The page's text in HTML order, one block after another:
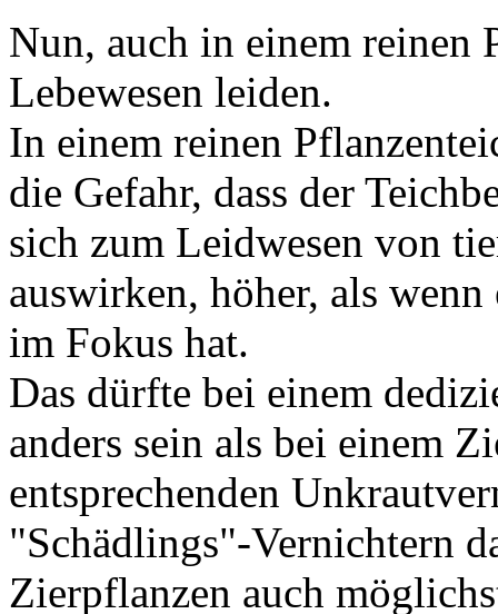
Nun, auch in einem reinen
Lebewesen leiden.
In einem reinen
die Gefahr, dass der
sich zum Leidwesen von
auswirken, höher, als
im Fokus hat.
Das dürfte bei einem
anders sein als bei einem
entsprechenden
"Schädlings"-Vernichtern
Zierpflanzen auch